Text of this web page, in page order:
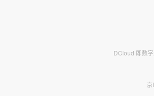
DCloud 即数